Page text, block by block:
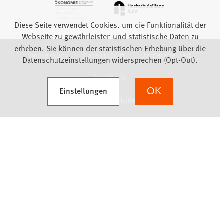
Impressum Datenschutz
Barrierefreiheit
Feedback
Diese Seite verwendet Cookies, um die Funktionalität der
Webseite zu gewährleisten und statistische Daten zu
erheben. Sie können der statistischen Erhebung über die
Datenschutzeinstellungen widersprechen (Opt-Out).
Einstellungen
(Öffnet in einem neuen Tab) OK